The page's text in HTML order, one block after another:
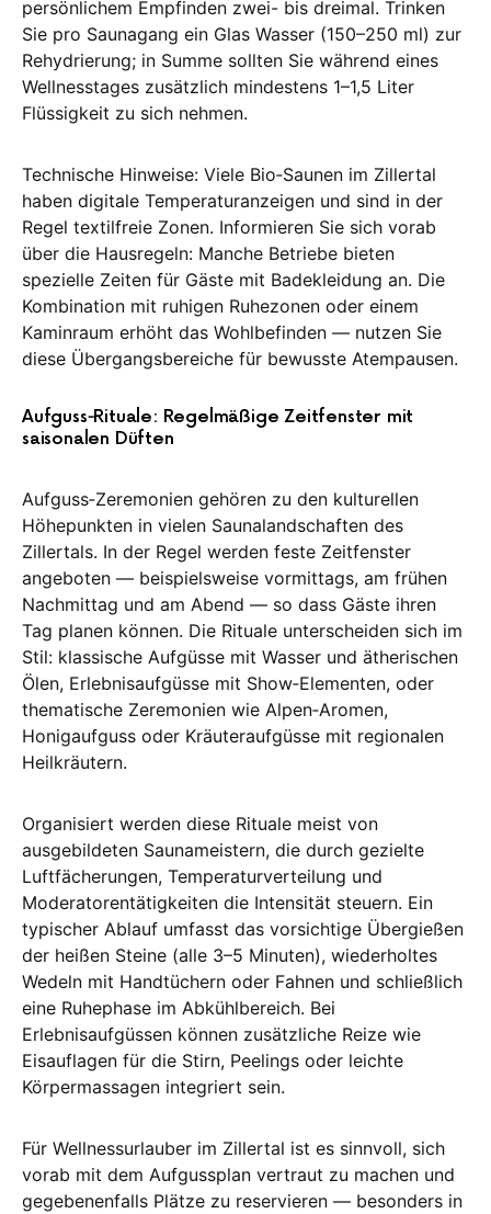
persönlichem Empfinden zwei- bis dreimal. Trinken
Sie pro Saunagang ein Glas Wasser (150–250 ml) zur
Rehydrierung; in Summe sollten Sie während eines
Wellnesstages zusätzlich mindestens 1–1,5 Liter
Flüssigkeit zu sich nehmen.
Technische Hinweise: Viele Bio‑Saunen im Zillertal
haben digitale Temperaturanzeigen und sind in der
Regel textilfreie Zonen. Informieren Sie sich vorab
über die Hausregeln: Manche Betriebe bieten
spezielle Zeiten für Gäste mit Badekleidung an. Die
Kombination mit ruhigen Ruhezonen oder einem
Kaminraum erhöht das Wohlbefinden — nutzen Sie
diese Übergangsbereiche für bewusste Atempausen.
Aufguss‑Rituale: Regelmäßige Zeitfenster mit
saisonalen Düften
Aufguss‑Zeremonien gehören zu den kulturellen
Höhepunkten in vielen Saunalandschaften des
Zillertals. In der Regel werden feste Zeitfenster
angeboten — beispielsweise vormittags, am frühen
Nachmittag und am Abend — so dass Gäste ihren
Tag planen können. Die Rituale unterscheiden sich im
Stil: klassische Aufgüsse mit Wasser und ätherischen
Ölen, Erlebnisaufgüsse mit Show‑Elementen, oder
thematische Zeremonien wie Alpen‑Aromen,
Honigaufguss oder Kräuteraufgüsse mit regionalen
Heilkräutern.
Organisiert werden diese Rituale meist von
ausgebildeten Saunameistern, die durch gezielte
Luftfächerungen, Temperaturverteilung und
Moderatorentätigkeiten die Intensität steuern. Ein
typischer Ablauf umfasst das vorsichtige Übergießen
der heißen Steine (alle 3–5 Minuten), wiederholtes
Wedeln mit Handtüchern oder Fahnen und schließlich
eine Ruhephase im Abkühlbereich. Bei
Erlebnisaufgüssen können zusätzliche Reize wie
Eisauflagen für die Stirn, Peelings oder leichte
Körpermassagen integriert sein.
Für Wellnessurlauber im Zillertal ist es sinnvoll, sich
vorab mit dem Aufgussplan vertraut zu machen und
gegebenenfalls Plätze zu reservieren — besonders in